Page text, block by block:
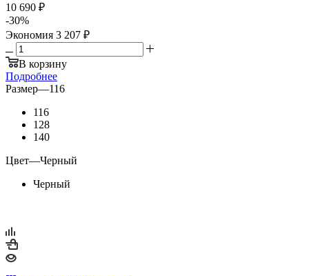
10 690 ₽
-30%
Экономия 3 207 ₽
В корзину
Подробнее
Размер—116
116
128
140
Цвет—Черный
Черный